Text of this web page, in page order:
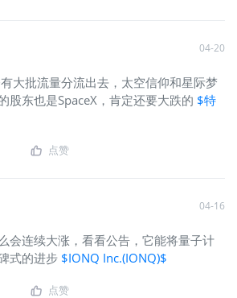
04-20
大批流量分流出去，太空信仰和星际梦
股东也是SpaceX，肯定还要大跌的 $特
点赞
04-16
会连续大涨，看看公告，它能将量子计
式的进步 $IONQ Inc.(IONQ)$
点赞